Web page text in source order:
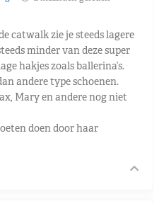
catwalk zie je steeds lagere
minder van deze super
hakjes zoals ballerina’s.
andere type schoenen.
Mary en andere nog niet
doen door haar